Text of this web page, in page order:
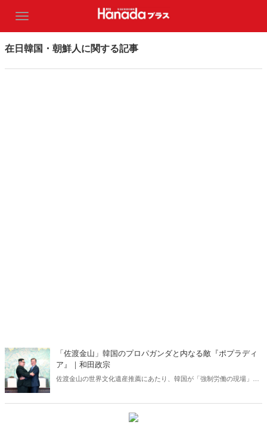
在日韓国・朝鮮人に関する記事
「佐渡金山」韓国のプロパガンダと内なる敵『ポプラディ
ア』｜和田政宗
佐渡金山の世界文化遺産推薦にあたり、韓国が「強制労働の現場」な
も、韓国のプロパガンダを助長する勢力がいる――。嘘を流布する